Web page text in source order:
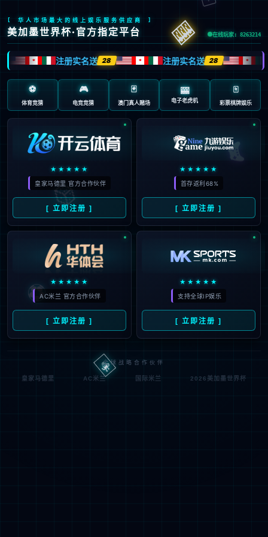
Oops，您请求的文件不存
Oops，Your request does not exist！